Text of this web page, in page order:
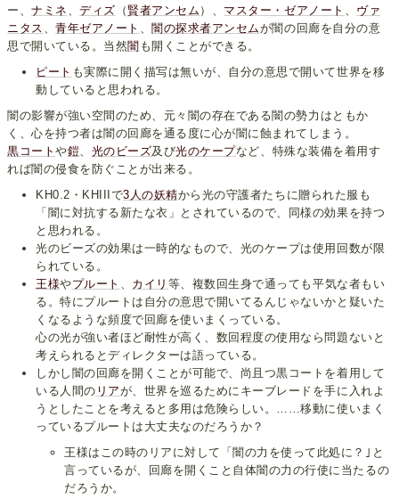
ー、ナミネ 、ディズ （賢者アンセム ）、 マスター・ゼアノート
ヴァ
ニタス
、青年ゼアノート 闇の探求者アンセムが闇の回廊を自分の意
思で開いている。当然闇 も開くことができる。
ピート も実際に開く描写は無いが、自分の意思で開いて世界を移
動していると思われる。
闇の影響が強い空間のため、元々闇の存在である闇の勢力はともか
く、心を持つ者は闇の回廊を通る度に心が闇に蝕まれてしまう。
黒コートや鎧 光のビーズ及び光のケープなど、特殊な装備を着用す
れば闇の侵食を防ぐことが出来る。
KH0.2・KHIIIで3人の妖精から光の守護者たちに贈られた服も
「闇に対抗する新たな衣」とされているので、同様の効果を持つ
と思われる。
光のビーズの効果は一時的なもので、光のケープは使用回数が限
られている。
王様やプルート 、 カイリ 等、複数回生身で通っても平気な者もい
る。特にプルートは自分の意思で開いてるんじゃないかと疑いた
くなるような頻度で回廊を使いまくっている。
心の光が強い者ほど耐性が高く、数回程度の使用なら問題ないと
考えられるとディレクターは語っている。
しかし闇の回廊を開くことが可能で、尚且つ黒コートを着用して
いる人間の リアが、世界を巡るためにキーブレードを手に入れよ
うとしたことを考えると多用は危険らしい。……移動に使いまく
っているプルートは大丈夫なのだろうか？
王様はこの時のリアに対して「闇の力を使って此処に？｣と
言っているが、回廊を開くこと自体闇の力の行使に当たるの
だろうか。